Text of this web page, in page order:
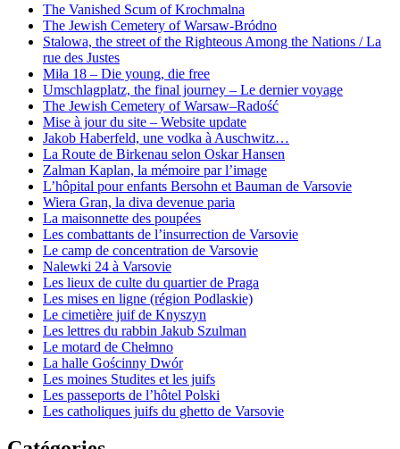
The Vanished Scum of Krochmalna
The Jewish Cemetery of Warsaw-Bródno
Stalowa, the street of the Righteous Among the Nations / La
rue des Justes
Miła 18 – Die young, die free
Umschlagplatz, the final journey – Le dernier voyage
The Jewish Cemetery of Warsaw–Radość
Mise à jour du site – Website update
Jakob Haberfeld, une vodka à Auschwitz…
La Route de Birkenau selon Oskar Hansen
Zalman Kaplan, la mémoire par l’image
L’hôpital pour enfants Bersohn et Bauman de Varsovie
Wiera Gran, la diva devenue paria
La maisonnette des poupées
Les combattants de l’insurrection de Varsovie
Le camp de concentration de Varsovie
Nalewki 24 à Varsovie
Les lieux de culte du quartier de Praga
Les mises en ligne (région Podlaskie)
Le cimetière juif de Knyszyn
Les lettres du rabbin Jakub Szulman
Le motard de Chełmno
La halle Gościnny Dwór
Les moines Studites et les juifs
Les passeports de l’hôtel Polski
Les catholiques juifs du ghetto de Varsovie